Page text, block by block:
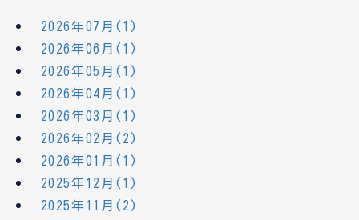
2026年07月(1)
2026年06月(1)
2026年05月(1)
2026年04月(1)
2026年03月(1)
2026年02月(2)
2026年01月(1)
2025年12月(1)
2025年11月(2)